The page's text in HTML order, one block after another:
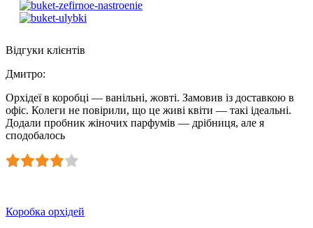
Відгуки клієнтів
Дмитро:
Орхідеї в коробці — ванільні, жовті. Замовив із доставкою в
офіс. Колеги не повірили, що це живі квіти — такі ідеальні.
Додали пробник жіночих парфумів — дрібниця, але я
сподобалось
Коробка орхідей